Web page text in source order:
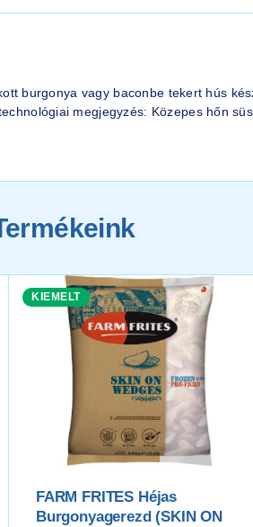
burgonya vagy baconbe tekert hús
megjegyzés: Közepes hőn
KIEMELT
FARM FRITES Héjas
Burgonyagerezd (SKIN ON